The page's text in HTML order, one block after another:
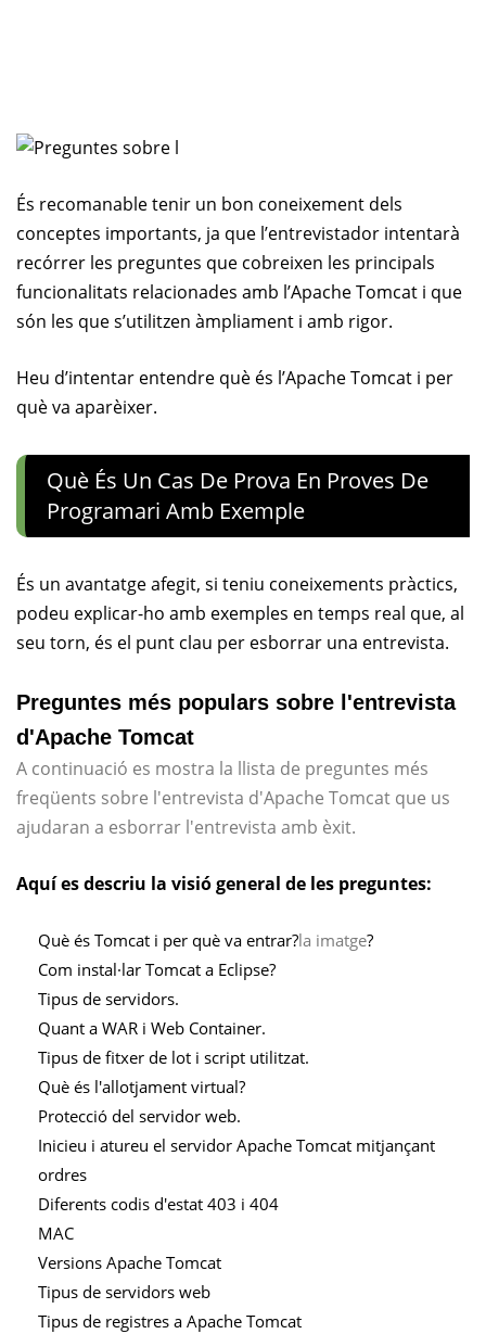
És recomanable tenir un bon coneixement dels
conceptes importants, ja que l’entrevistador intentarà
recórrer les preguntes que cobreixen les principals
funcionalitats relacionades amb l’Apache Tomcat i que
són les que s’utilitzen àmpliament i amb rigor.
Heu d’intentar entendre què és l’Apache Tomcat i per
què va aparèixer.
Què És Un Cas De Prova En Proves De
Programari Amb Exemple
És un avantatge afegit, si teniu coneixements pràctics,
podeu explicar-ho amb exemples en temps real que, al
seu torn, és el punt clau per esborrar una entrevista.
Preguntes més populars sobre l'entrevista
d'Apache Tomcat
A continuació es mostra la llista de preguntes més
freqüents sobre l'entrevista d'Apache Tomcat que us
ajudaran a esborrar l'entrevista amb èxit.
Aquí es descriu la visió general de les preguntes:
Què és Tomcat i per què va entrar?la imatge?
Com instal·lar Tomcat a Eclipse?
Tipus de servidors.
Quant a WAR i Web Container.
Tipus de fitxer de lot i script utilitzat.
Què és l'allotjament virtual?
Protecció del servidor web.
Inicieu i atureu el servidor Apache Tomcat mitjançant
ordres
Diferents codis d'estat 403 i 404
MAC
Versions Apache Tomcat
Tipus de servidors web
Tipus de registres a Apache Tomcat